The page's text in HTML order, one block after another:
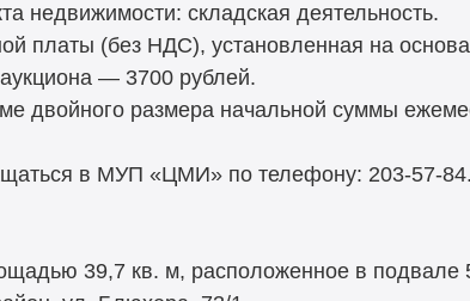
недвижимости: складская деятельность.
платы (без НДС), установленная на
— 3700 рублей.
двойного размера начальной суммы
в МУП «ЦМИ» по телефону: 203-57-
39,7 кв. м, расположенное в подвале